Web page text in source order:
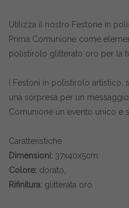
Utilizza il nostro Festone in
Prima Comunione come
polistirolo glitterato oro per la
I Festoni in polistirolo
una sorpresa per un
Comunione un evento unico e
Caratteristiche
Dimensioni: 37x40x5cm
Colore: dorato,
Rifinitura: glitterata oro